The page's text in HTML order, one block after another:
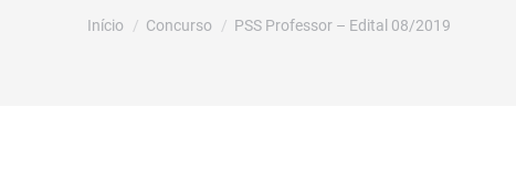
Você está aqui:
Início Concurso PSS Professor – Edital 08/2019